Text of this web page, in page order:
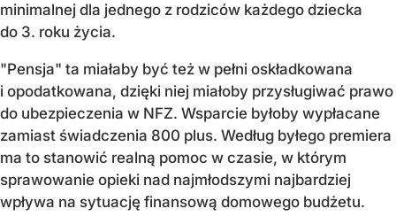
minimalnej dla jednego z rodziców każdego dziecka
do 3. roku życia.
"Pensja" ta miałaby być też w pełni oskładkowana
i opodatkowana, dzięki niej miałoby przysługiwać prawo
do ubezpieczenia w NFZ. Wsparcie byłoby wypłacane
zamiast świadczenia 800 plus. Według byłego premiera
ma to stanowić realną pomoc w czasie, w którym
sprawowanie opieki nad najmłodszymi najbardziej
wpływa na sytuację finansową domowego budżetu.